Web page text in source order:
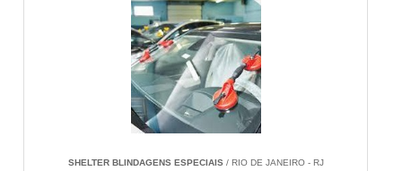
SHELTER BLINDAGENS ESPECIAIS/ RIO DE JANEIRO - RJ